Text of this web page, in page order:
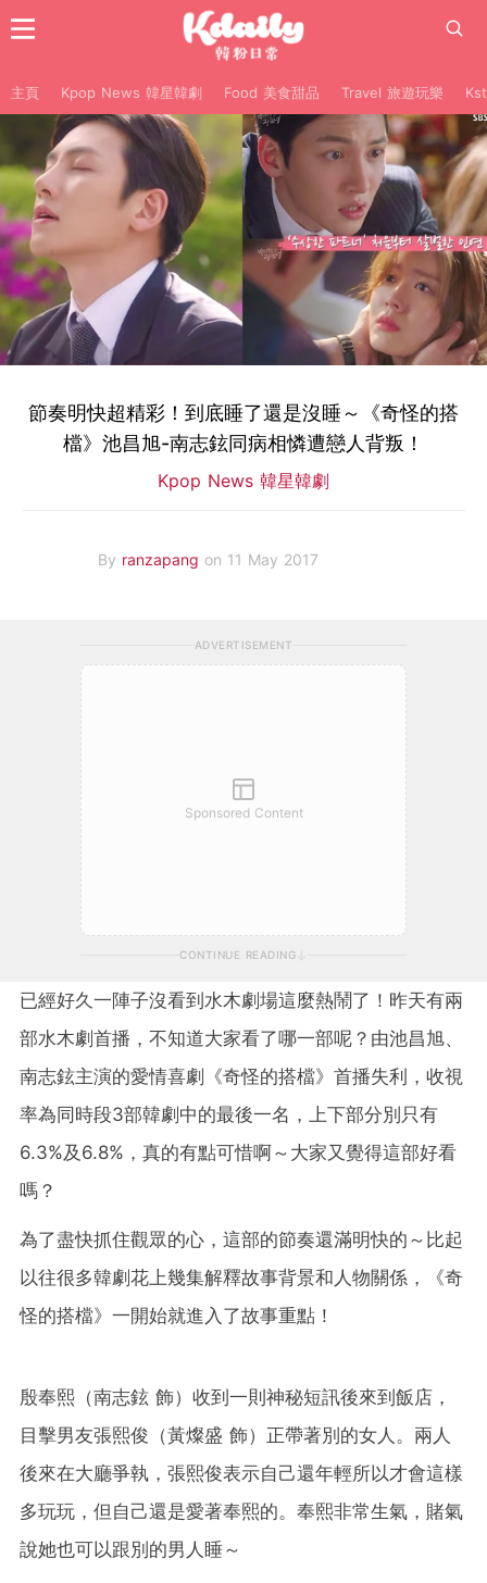
主頁 Kpop News 韓星韓劇 Food 美食甜品 Travel 旅遊玩樂
節奏明快超精彩！到底睡了還是沒睡～《奇怪的搭
檔》池昌旭-南志鉉同病相憐遭戀人背叛！
Kpop News 韓星韓劇
By ranzapang on 11 May 2017
ADVERTISEMENT
Sponsored Content
CONTINUE READING
已經好久一陣子沒看到水木劇場這麼熱鬧了！昨天有兩
部水木劇首播，不知道大家看了哪一部呢？由池昌旭、
南志鉉主演的愛情喜劇《奇怪的搭檔》首播失利，收視
率為同時段3部韓劇中的最後一名，上下部分別只有
6.3%及6.8%，真的有點可惜啊～大家又覺得這部好看
嗎？
為了盡快抓住觀眾的心，這部的節奏還滿明快的～比起
以往很多韓劇花上幾集解釋故事背景和人物關係，《奇
怪的搭檔》一開始就進入了故事重點！
殷奉熙（南志鉉 飾）收到一則神秘短訊後來到飯店，
目擊男友張熙俊（黃燦盛 飾）正帶著別的女人。兩人
後來在大廳爭執，張熙俊表示自己還年輕所以才會這樣
多玩玩，但自己還是愛著奉熙的。奉熙非常生氣，賭氣
說她也可以跟別的男人睡～